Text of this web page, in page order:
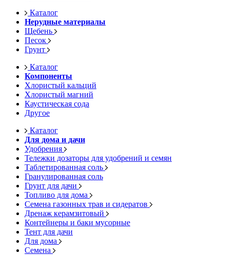
Каталог
Нерудные материалы
Щебень
Песок
Грунт
Каталог
Компоненты
Хлористый кальций
Хлористый магний
Каустическая сода
Другое
Каталог
Для дома и дачи
Удобрения
Тележки дозаторы для удобрений и семян
Таблетированная соль
Гранулированная соль
Грунт для дачи
Топливо для дома
Семена газонных трав и сидератов
Дренаж керамзитовый
Контейнеры и баки мусорные
Тент для дачи
Для дома
Семена